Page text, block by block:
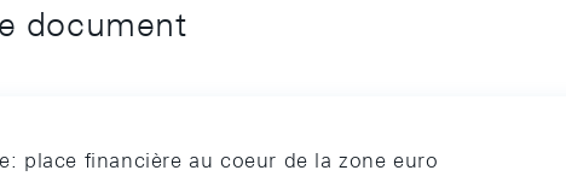
document
place financière au coeur de la zone euro